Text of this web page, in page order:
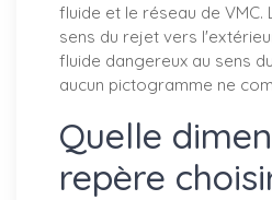
fluide et le réseau de VMC.
sens du rejet vers
fluide dangereux au sens
aucun pictogramme ne
Quelle
repère